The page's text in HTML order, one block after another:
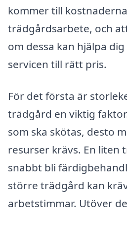
kommer till
trädgårdsarbete, och
om dessa kan hjälpa
servicen till rätt pris.
För det första är
trädgård en viktig
som ska skötas, desto
resurser krävs. En liten
snabbt bli
större trädgård kan
arbetstimmar. Utöver